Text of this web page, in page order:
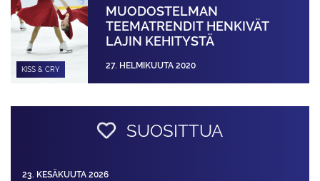
KISS & CRY
MUODOSTELMAN
TEEMATRENDIT HENKIVÄT
LAJIN KEHITYSTÄ
27. HELMIKUUTA 2020
SUOSITTUA
23. KESÄKUUTA 2026